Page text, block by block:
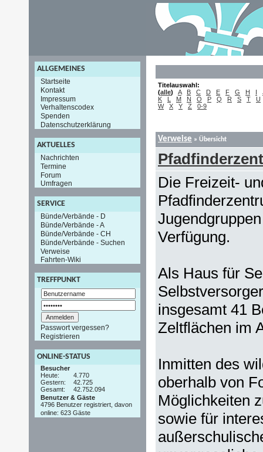
ALLGEMEINES
Startseite
Kontakt
Impressum
Verhaltenscodex
Spenden
Datenschutzerklärung
AKTUELLES
Nachrichten
Termine
Forum
Umfragen
SERVICE
Bünde/Verbände - D
Bünde/Verbände - A
Bünde/Verbände - CH
Bünde/Verbände - Suchen
Verweise
Fahrten-Wiki
TREFFPUNKT
Passwort vergessen?
Registrieren
ONLINE-STATUS
Besucher
Heute:
4.770
Gestern:
42.725
Gesamt:
42.752.094
Benutzer & Gäste
4796 Benutzer registriert, davon
online: 623 Gäste
Titelauswahl:
(alle) A B C D E F G H I
K
L M N O P Q R S T
U
W
X Y Z 0-9
Verweise » Übersicht
Die Freizeit-
Verfügung.
Als Haus für
insgesamt 41
Zeltflächen im
Inmitten des
oberhalb von
Möglichkeiten
sowie für